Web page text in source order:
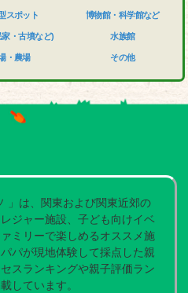
スポット
・古墳など)
・農場
博物館・科学館など
水族館
その他
」は、関東および関東近郊の
ジャー施設、子ども向けイベ
ミリーで楽しめるオススメ施
パが現地体験して採点した親
スランキングや親子評価ラン
しています。